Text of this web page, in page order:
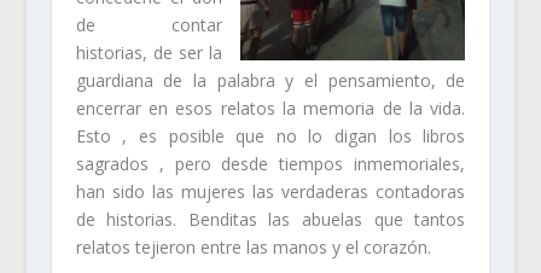
de contar
historias, de ser la
guardiana de la palabra y el pensamiento, de
encerrar en esos relatos la memoria de la vida.
Esto , es posible que no lo digan los libros
sagrados , pero desde tiempos inmemoriales,
han sido las mujeres las verdaderas contadoras
de historias. Benditas las abuelas que tantos
relatos tejieron entre las manos y el corazón.